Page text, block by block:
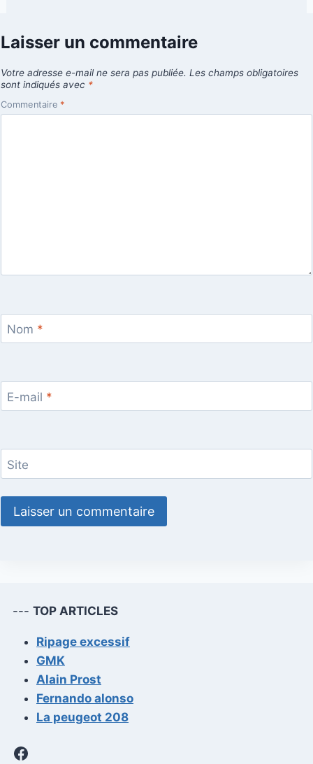
Laisser un commentaire
Votre adresse e-mail ne sera pas publiée. Les champs obligatoires
sont indiqués avec *
Commentaire *
Nom *
E-mail *
Site
--- TOP ARTICLES
Ripage excessif
GMK
Alain Prost
Fernando alonso
La peugeot 208
Facebook